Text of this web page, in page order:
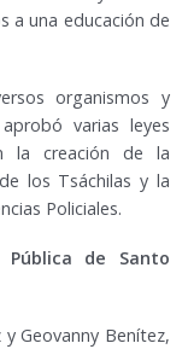
a una educación de
organismos y
varias leyes
la creación de la
los Tsáchilas y la
Policiales.
de Santo
Geovanny Benítez,